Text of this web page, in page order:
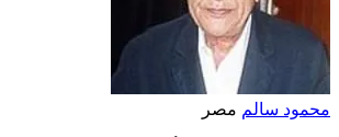
محمود سالم مصر